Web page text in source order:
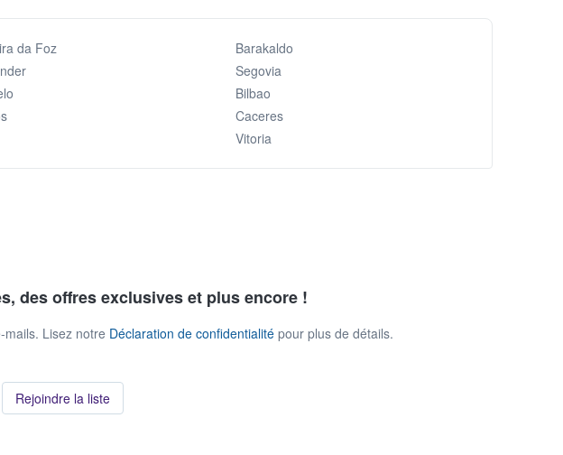
da Foz
Barakaldo
Segovia
Bilbao
Caceres
Vitoria
des offres exclusives et plus encore !
Lisez notre Déclaration de confidentialité pour plus de détails.
Rejoindre la liste